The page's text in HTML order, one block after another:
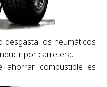
desgasta los neumáticos
por carretera.
combustible es